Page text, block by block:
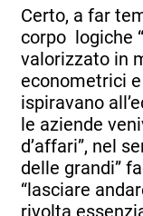
Certo, a far
corpo logiche
valorizzato in
econometrici
ispiravano
le aziende
d’affari”, nel
delle grandi”
“lasciare
rivolta